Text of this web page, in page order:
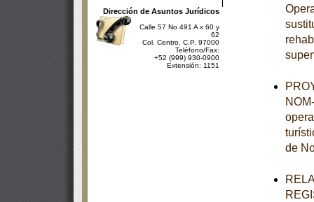
Dirección de Asuntos Jurídicos
Calle 57 No 491 A x 60 y
62
Col. Centro, C.P. 97000
Teléfono/Fax:
+52 (999) 930-0900
Extensión: 1151
de